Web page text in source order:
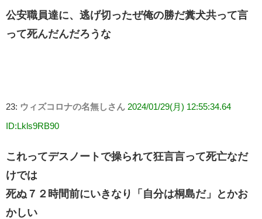
公安職員達に、逃げ切ったぜ俺の勝だ糞犬共って言
って死んだんだろうな
23: ウィズコロナの名無しさん 2024/01/29(月) 12:55:34.64
ID:Lkls9RB90
これってデスノートで操られて狂言言って死亡なだ
けでは
死ぬ７２時間前にいきなり「自分は桐島だ」とかお
かしい